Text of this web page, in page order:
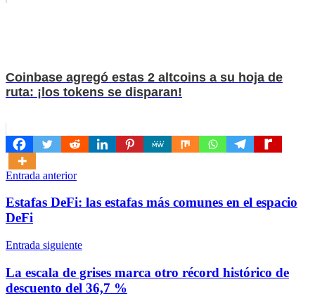
Coinbase agregó estas 2 altcoins a su hoja de
ruta: ¡los tokens se disparan!
Navegación
de
entradas
Entrada anterior
Estafas DeFi: las estafas más comunes en el espacio
DeFi
Entrada siguiente
La escala de grises marca otro récord histórico de
descuento del 36,7 %